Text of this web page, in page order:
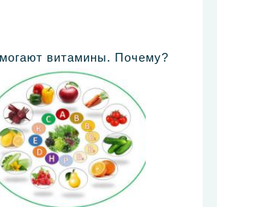
витамины. Почему?